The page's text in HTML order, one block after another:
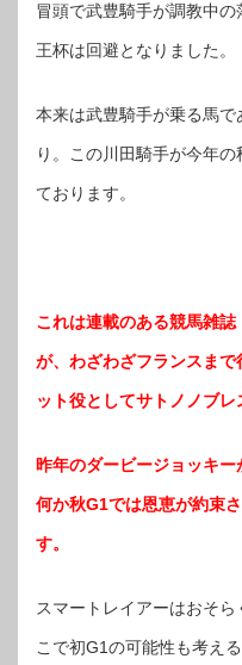
冒頭で武豊騎手が調教中
王杯は回避となりました。
本来は武豊騎手が乗る馬
り。この川田騎手が今年
ております。
これは連載のある競馬雑
が、わざわざフランスま
ット役としてサトノノブレ
昨年のダービージョッキー
何か秋G1では恩恵が約束
す。
スマートレイアーはおそ
こで初G1の可能性も考え